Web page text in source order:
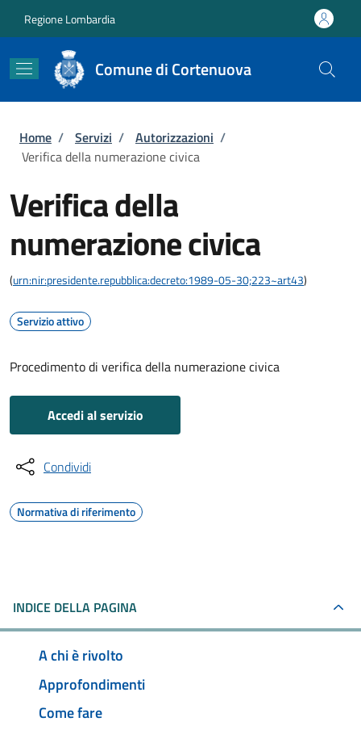
Regione Lombardia
Comune di Cortenuova
Briciole di pane
Home / Servizi / Autorizzazioni /
Verifica della numerazione civica
Verifica della
numerazione civica
(urn:nir:presidente.repubblica:decreto:1989-05-30;223~art43)
Servizio attivo
Procedimento di verifica della numerazione civica
Accedi al servizio
Condividi
Normativa di riferimento
INDICE DELLA PAGINA
A chi è rivolto
Approfondimenti
Come fare